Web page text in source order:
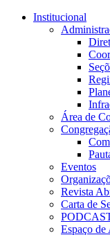
Conteúdo principal
Institucional
Área de
Eventos
Revista
Carta de
Espaço